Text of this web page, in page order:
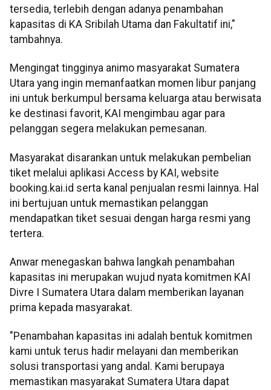
tersedia, terlebih dengan adanya penambahan
kapasitas di KA Sribilah Utama dan Fakultatif ini,"
tambahnya.
Mengingat tingginya animo masyarakat Sumatera
Utara yang ingin memanfaatkan momen libur panjang
ini untuk berkumpul bersama keluarga atau berwisata
ke destinasi favorit, KAI mengimbau agar para
pelanggan segera melakukan pemesanan.
Masyarakat disarankan untuk melakukan pembelian
tiket melalui aplikasi Access by KAI, website
booking.kai.id serta kanal penjualan resmi lainnya. Hal
ini bertujuan untuk memastikan pelanggan
mendapatkan tiket sesuai dengan harga resmi yang
tertera.
Anwar menegaskan bahwa langkah penambahan
kapasitas ini merupakan wujud nyata komitmen KAI
Divre I Sumatera Utara dalam memberikan layanan
prima kepada masyarakat.
"Penambahan kapasitas ini adalah bentuk komitmen
kami untuk terus hadir melayani dan memberikan
solusi transportasi yang andal. Kami berupaya
memastikan masyarakat Sumatera Utara dapat